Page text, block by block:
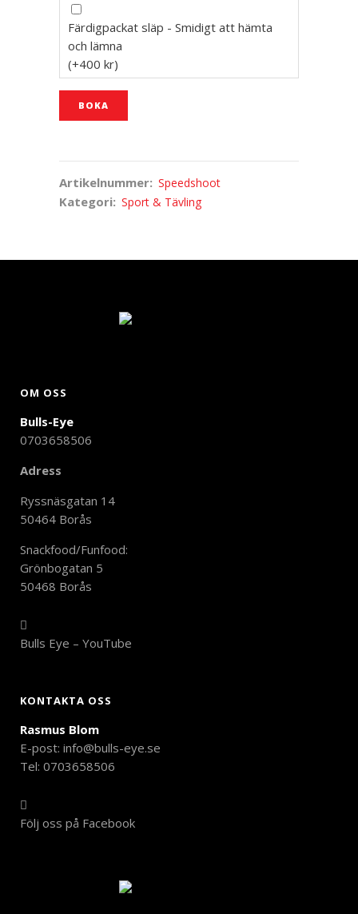
Färdigpackat släp - Smidigt att hämta
och lämna
(+400 kr)
BOKA
Artikelnummer: Speedshoot
Kategori: Sport & Tävling
OM OSS
Bulls-Eye
0703658506
Adress
Ryssnäsgatan 14
50464 Borås
Snackfood/Funfood:
Grönbogatan 5
50468 Borås
Bulls Eye – YouTube
KONTAKTA OSS
Rasmus Blom
E-post: info@bulls-eye.se
Tel: 0703658506
Följ oss på Facebook